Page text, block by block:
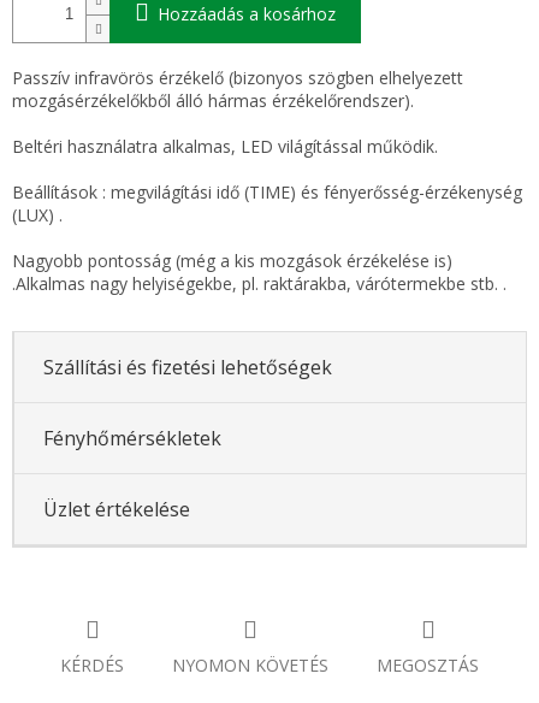
Hozzáadás a kosárhoz
Passzív infravörös érzékelő (bizonyos szögben elhelyezett
mozgásérzékelőkből álló hármas érzékelőrendszer).
Beltéri használatra alkalmas, LED világítással működik.
Beállítások : megvilágítási idő (TIME) és fényerősség-érzékenység
(LUX) .
Nagyobb pontosság (még a kis mozgások érzékelése is)
.Alkalmas nagy helyiségekbe, pl. raktárakba, várótermekbe stb. .
Szállítási és fizetési lehetőségek
Fényhőmérsékletek
Üzlet értékelése
KÉRDÉS NYOMON KÖVETÉS MEGOSZTÁS